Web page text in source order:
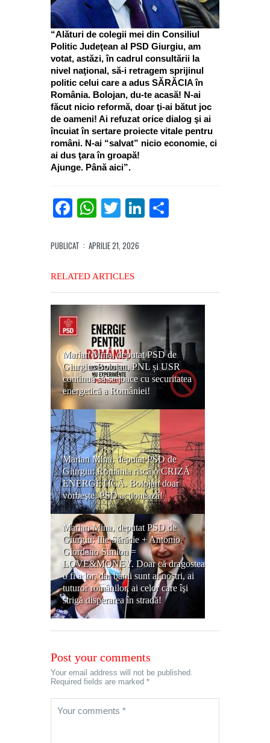
“Alături de colegii mei din Consiliul
Politic Judeţean al PSD Giurgiu, am
votat, astăzi, în cadrul consultării la
nivel naţional, să-i retragem sprijinul
politic celui care a adus SĂRĂCIA în
România. Bolojan, du-te acasă! N-ai
făcut nicio reformă, doar ţi-ai bătut joc
de oameni! Ai refuzat orice dialog şi ai
încuiat în sertare proiecte vitale pentru
români. N-ai “salvat” nicio economie, ci
ai dus ţara în groapă!
Ajunge. Până aici”.
Facebook
WhatsApp
TwitterLinkedIn
PUBLICAT : APRILIE 21, 2026
RELATED ARTICLES
Marian Mina, deputat PSD de
Giurgiu: Bolojan, PNL și USR
continuă să se joace cu securitatea
energetică a României!
Marian Mina, deputat PSD de
Giurgiu: România riscă o CRIZĂ
ENERGETICĂ. Bolojan doar
vorbeşte, PSD acţionează!
Marian Mina, deputat PSD de
Giurgiu: Ilie Sărăcie + Antonio
Giordano Simion =
LOVE&MONEY. Doar că dragostea
o fi a lor, dar banii sunt ai noştri, ai
tuturor românilor, ai celor care îşi
strigă disperarea în stradă!
Post your comments
Your email address will not be published.
Required fields are marked *